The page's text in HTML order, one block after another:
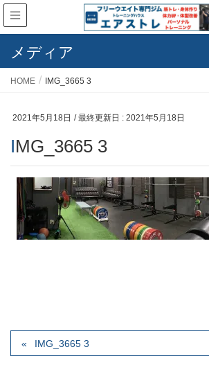
メディア
HOME IMG_3665 3
2021年5月18日 / 最終更新日 : 2021年5月18日
IMG_3665 3
IMG_3665 3